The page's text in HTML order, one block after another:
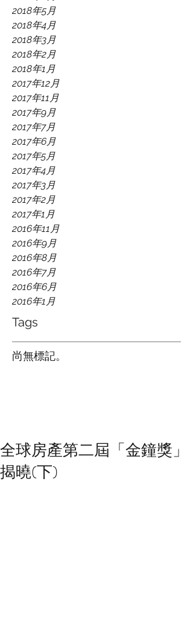
2018年5月
2018年4月
2018年3月
2018年2月
2018年1月
2017年12月
2017年11月
2017年9月
2017年7月
2017年6月
2017年5月
2017年4月
2017年3月
2017年2月
2017年1月
2016年11月
2016年9月
2016年8月
2016年7月
2016年6月
2016年1月
Tags
尚無標記。
全球房產第二屆「金鐘獎」
揭曉(下)